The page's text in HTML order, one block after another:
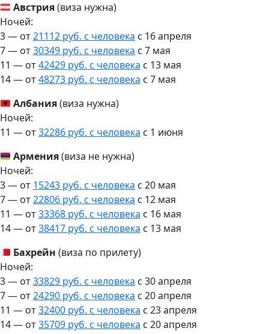
Австрия(виза нужна)
Ночей:
3 — от21112 руб. с человека c 16 апреля
7 — от30349 руб. с человека c 7 мая
11 — от42429 руб. с человека c 13 мая
14 — от48273 руб. с человека c 7 мая
Албания(виза нужна)
Ночей:
11 — от32286 руб. с человека c 1 июня
Армения(виза не нужна)
Ночей:
3 — от 15243 руб. с человека c 20 мая
7 — от22806 руб. с человека c 12 мая
11 — от33368 руб. с человека c 16 мая
14 — от38417 руб. с человека c 13 мая
Бахрейн (виза по прилету)
Ночей:
3 — от33829 руб. с человека c 30 апреля
7 — от24290 руб. с человека c 20 апреля
11 — от32400 руб. с человека c 23 апреля
14 — от35709 руб. с человека c 20 апреля